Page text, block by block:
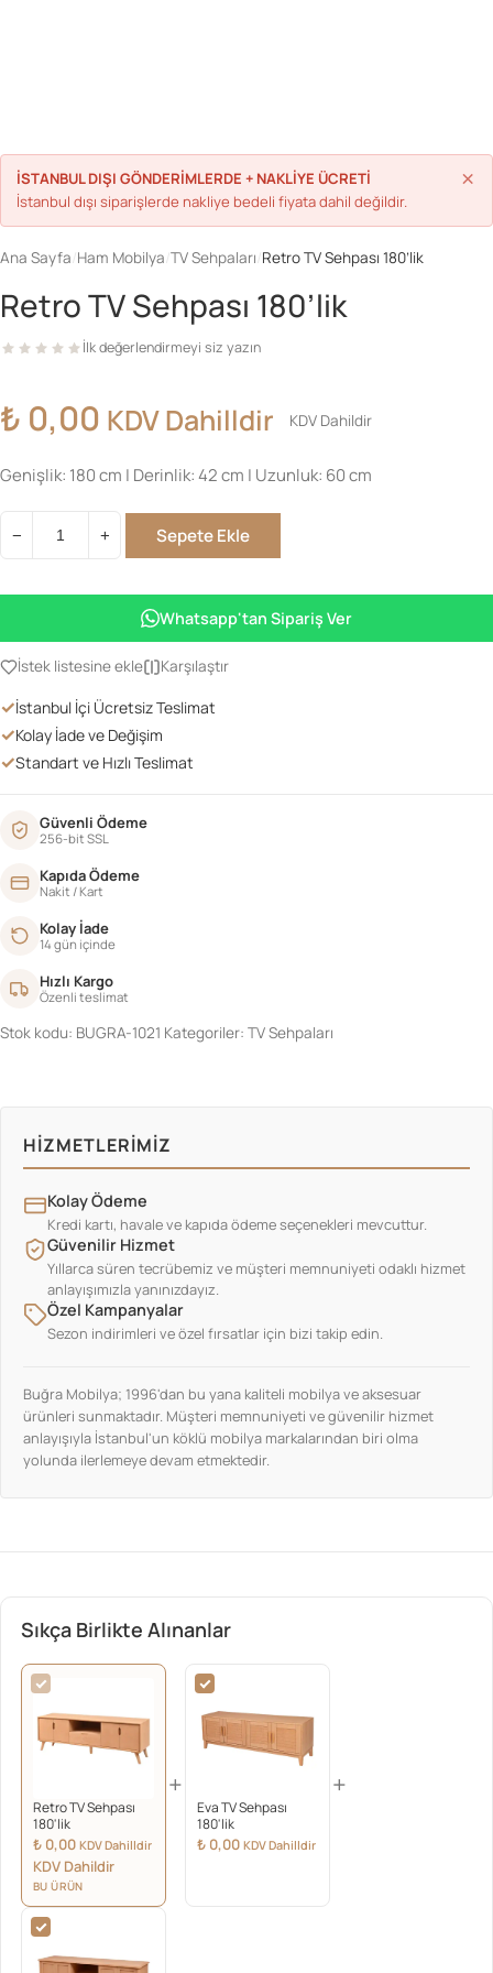
Hesap Oluştur
İSTANBUL DIŞI GÖNDERİMLERDE + NAKLİYE ÜCRETİ
İstanbul dışı siparişlerde nakliye bedeli fiyata dahil değildir.
×
Ana Sayfa Ham Mobilya TV Sehpaları Retro TV Sehpası 180’lik
Retro TV Sehpası 180’lik
İlk değerlendirmeyi siz yazın
₺ 0,00 KDV Dahilldir KDV Dahildir
Genişlik: 180 cm | Derinlik: 42 cm | Uzunluk: 60 cm
−
Sehpası
adet
+ Sepete Ekle
Whatsapp'tan Sipariş Ver
İstek listesine ekle Karşılaştır
✓İstanbul İçi Ücretsiz Teslimat
✓Kolay İade ve Değişim
✓Standart ve Hızlı Teslimat
Güvenli Ödeme
256-bit SSL
Kapıda Ödeme
Nakit / Kart
Kolay İade
14 gün içinde
Hızlı Kargo
Özenli teslimat
Stok kodu: BUGRA-1021 Kategoriler: TV Sehpaları
HIZMETLERIMIZ
Kolay Ödeme
Kredi kartı, havale ve kapıda ödeme seçenekleri mevcuttur.
Güvenilir Hizmet
Yıllarca süren tecrübemiz ve müşteri memnuniyeti odaklı hizmet
anlayışımızla yanınızdayız.
Özel Kampanyalar
Sezon indirimleri ve özel fırsatlar için bizi takip edin.
Buğra Mobilya; 1996'dan bu yana kaliteli mobilya ve aksesuar
ürünleri sunmaktadır. Müşteri memnuniyeti ve güvenilir hizmet
anlayışıyla İstanbul'un köklü mobilya markalarından biri olma
yolunda ilerlemeye devam etmektedir.
Sıkça Birlikte Alınanlar
Retro TV Sehpası
180'lik
₺ 0,00 KDV Dahilldir
KDV Dahildir
BU ÜRÜN
+
Eva TV Sehpası
180'lik
₺ 0,00 KDV Dahilldir
+